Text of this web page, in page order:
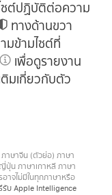
ไซต์ปฏิบัติต่อความ
ทางด้านขวา
มข้ามไซต์ที่
เพื่อดูรายงาน
ติมเกี่ยวกับตัว
ภาษาจีน (ตัวย่อ) ภาษา
ปุ่น ภาษาเกาหลี ภาษา
าจไม่มีในทุกภาษาหรือ
รับ Apple Intelligence